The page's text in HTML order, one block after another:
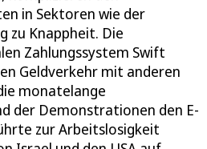
in Sektoren wie der
zu Knappheit. Die
Zahlungssystem Swift
Geldverkehr mit anderen
monatelange
der Demonstrationen den E-
zur Arbeitslosigkeit